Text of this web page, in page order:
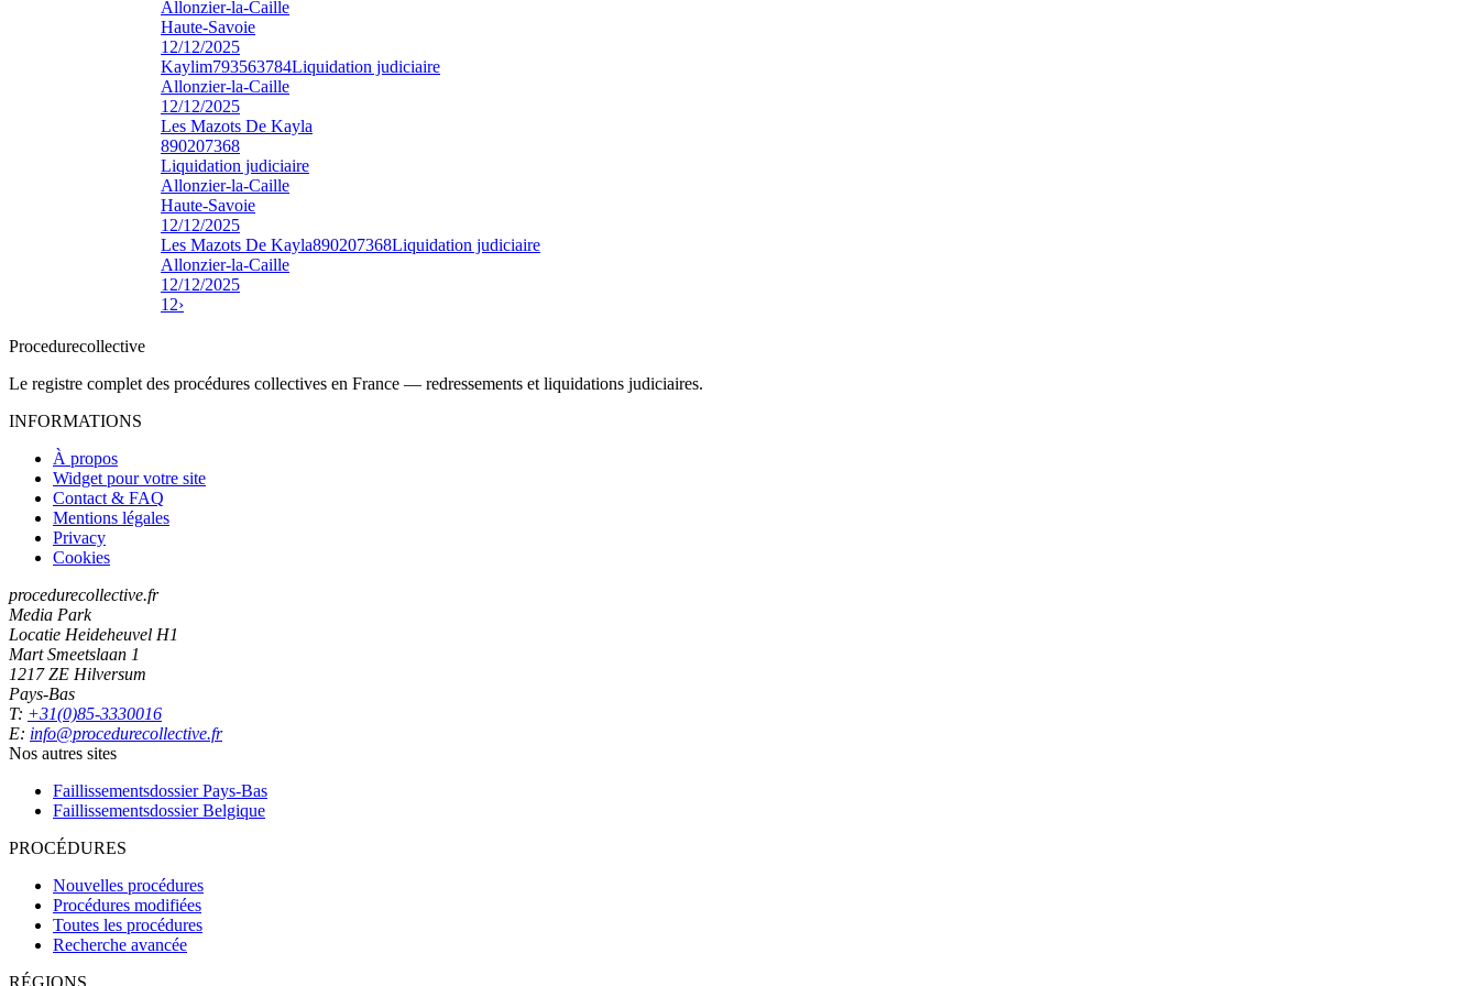
Allonzier-la-Caille
Haute-Savoie
12/12/2025
Kaylim793563784Liquidation judiciaire
Allonzier-la-Caille
12/12/2025
Les Mazots De Kayla
890207368
Liquidation judiciaire
Allonzier-la-Caille
Haute-Savoie
12/12/2025
Les Mazots De Kayla890207368Liquidation judiciaire
Allonzier-la-Caille
12/12/2025
1 2›
Procedurecollective
Le registre complet des procédures collectives en France — redressements et liquidations judiciaires.
INFORMATIONS
À propos
Widget pour votre site
Contact & FAQ
Mentions légales
Privacy
Cookies
procedurecollective.fr
Media Park
Locatie Heideheuvel H1
Mart Smeetslaan 1
1217 ZE Hilversum
Pays-Bas
T: +31(0)85-3330016
E: info@procedurecollective.fr
Nos autres sites
Faillissementsdossier Pays-Bas
Faillissementsdossier Belgique
PROCÉDURES
Nouvelles procédures
Procédures modifiées
Toutes les procédures
Recherche avancée
RÉGIONS